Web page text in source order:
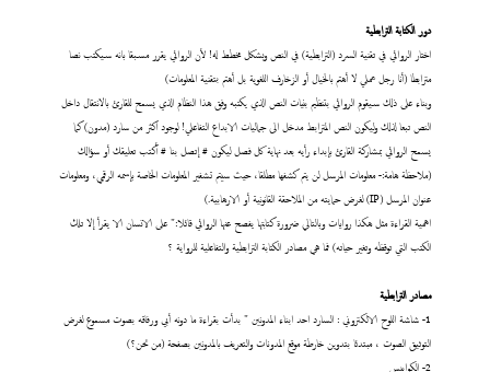
دور الكتابة الترابطية
اختار الروائي في تقنية السرد (الترابطية) في النص وبشكل مخطط له! لأن الروائي يقرر مسبقا بانه سيكتب نصا
مترابطا (أنا رجل عملي لا أهتم بالخيال أو الزخارف اللغوية بل أهتم بتقنية المعلومات)
وبناء على ذلك سيقوم الروائي بتنظيم بنيات النص الذي يكتبه وفق هذا النظام الذي يسمح للقارئ بالانتقال داخل
النص تبعا لذلك وليكون النص المترابط مدخل الى جماليات الابداع التفاعلي! لوجود اكثر من سارد (مدون) كما
يسمح الروائي بمشاركة القارئ بإبداء رأيه بعد نهاية كل فصل ليكون # إتصل بنا # أكتب تعليقك أو سؤالك
(ملاحظة هامة:- معلومات المرسل لن يتم كشفها مطلقا، حيث سيتم تشفير المعلومات الخاصة بإسمه الرقمي، ومعلومات
عنوان المرسل (IP) لغرض حمايته من الملاحقة القانونية أو الارهابية.)
اهمية القراءة مثل هكذا روايات وبالتالي ضرورة كتابتها يفصح عنها الروائي قائلا:" على الانسان الا يقرأ إلا تلك
الكتب التي توقظه وتغير حياته) فما هي مصادر الكتابة الترابطية والتفاعلية للرواية ؟
مصادر الترابطية
1- شاشة اللوح الالكتروني : السارد احد ابناء المدونين " بدأت بقراءة ما دونه أبي ورفاقه بصوت مسموع لغرض
التوثيق الصوت ، مبتدئا بتدوين خارطة موقع المدونات والتعريف بالمدونين بصفحة (من نحن؟)
2- الكوابيس